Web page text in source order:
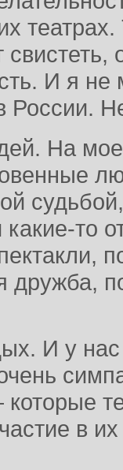
И я не
России.
На
то
дружба,
И у нас
в